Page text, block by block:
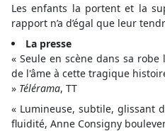
Les enfants la portent et la
rapport n’a d’égal que leur
La presse
« Seule en scène dans sa
de l'âme à cette tragique
» Télérama, TT
« Lumineuse, subtile, glissant
fluidité, Anne Consigny